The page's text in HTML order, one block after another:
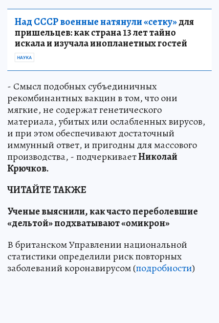
Над СССР военные натянули «сетку»для
пришельцев: как страна 13 лет тайно
искала и изучала инопланетных гостей
НАУКА
- Смысл подобных субъединичных
рекомбинантных вакцин в том, что они
мягкие, не содержат генетического
материала, убитых или ослабленных вирусов,
и при этом обеспечивают достаточный
иммунный ответ, и пригодны для массового
производства, - подчеркиваетНиколай
Крючков.
ЧИТАЙТЕ ТАКЖЕ
Ученые выяснили, как часто переболевшие
«дельтой» подхватывают «омикрон»
В британском Управлении национальной
статистики определили риск повторных
заболеваний коронавирусом (подробности)